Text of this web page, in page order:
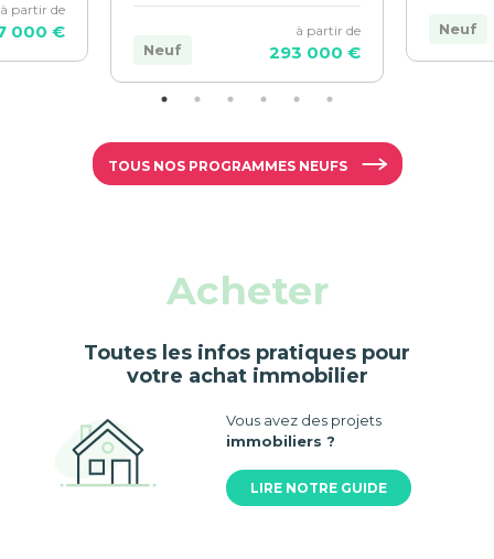
à partir de
000 €
Neuf
à partir de
293 000 €
Neuf
TOUS NOS PROGRAMMES NEUFS
Acheter
Toutes les infos pratiques pour
votre achat immobilier
Vous avez des projets
immobiliers ?
LIRE NOTRE GUIDE